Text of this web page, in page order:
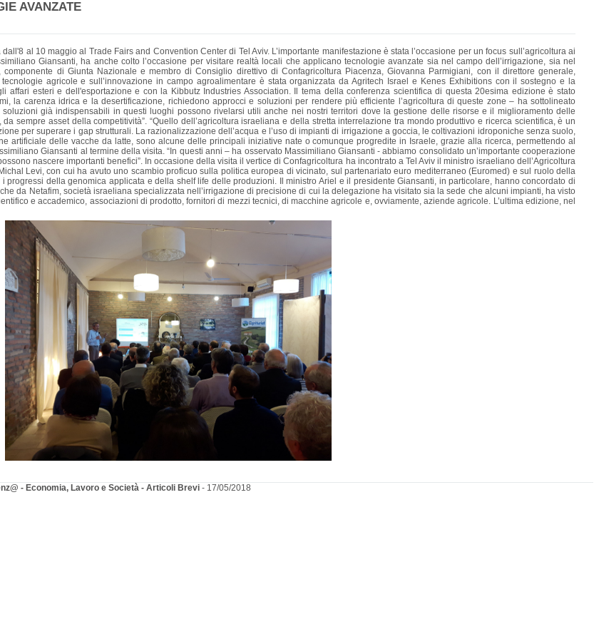
AVANZATE
al 10 maggio al Trade Fairs and Convention Center di Tel Aviv. L’importante manifestazione è stata l’occasione per un focus sull’agricoltura ai
Giansanti, ha anche colto l’occasione per visitare realtà locali che applicano tecnologie avanzate sia nel campo dell’irrigazione, sia nel
di Giunta Nazionale e membro di Consiglio direttivo di Confagricoltura Piacenza, Giovanna Parmigiani, con il direttore generale,
agricole e sull’innovazione in campo agroalimentare è stata organizzata da Agritech Israel e Kenes Exhibitions con il sostegno e la
esteri e dell'esportazione e con la Kibbutz Industries Association. Il tema della conferenza scientifica di questa 20esima edizione è stato
la carenza idrica e la desertificazione, richiedono approcci e soluzioni per rendere più efficiente l’agricoltura di queste zone – ha sottolineato
già indispensabili in questi luoghi possono rivelarsi utili anche nei nostri territori dove la gestione delle risorse e il miglioramento delle
sempre asset della competitività”. “Quello dell’agricoltura israeliana e della stretta interrelazione tra mondo produttivo e ricerca scientifica, è un
per superare i gap strutturali. La razionalizzazione dell’acqua e l’uso di impianti di irrigazione a goccia, le coltivazioni idroponiche senza suolo,
artificiale delle vacche da latte, sono alcune delle principali iniziative nate o comunque progredite in Israele, grazie alla ricerca, permettendo al
Giansanti al termine della visita. “In questi anni – ha osservato Massimiliano Giansanti - abbiamo consolidato un’importante cooperazione
nascere importanti benefici”. In occasione della visita il vertice di Confagricoltura ha incontrato a Tel Aviv il ministro israeliano dell’Agricoltura
Levi, con cui ha avuto uno scambio proficuo sulla politica europea di vicinato, sul partenariato euro mediterraneo (Euromed) e sul ruolo della
della genomica applicata e della shelf life delle produzioni. Il ministro Ariel e il presidente Giansanti, in particolare, hanno concordato di
da Netafim, società israeliana specializzata nell’irrigazione di precisione di cui la delegazione ha visitato sia la sede che alcuni impianti, ha visto
e accademico, associazioni di prodotto, fornitori di mezzi tecnici, di macchine agricole e, ovviamente, aziende agricole. L’ultima edizione, nel
- Economia, Lavoro e Società - Articoli Brevi - 17/05/2018